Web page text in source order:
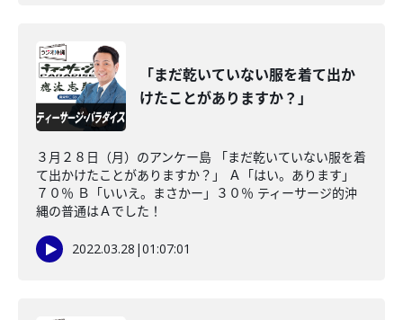
「まだ乾いていない服を着て出か
けたことがありますか？」
３月２８日（月）のアンケー島 「まだ乾いていない服を着
て出かけたことがありますか？」 Ａ「はい。あります」
７０％ Ｂ「いいえ。まさかー」３０％ ティーサージ的沖
縄の普通はＡでした！
2022.03.28 |01:07:01